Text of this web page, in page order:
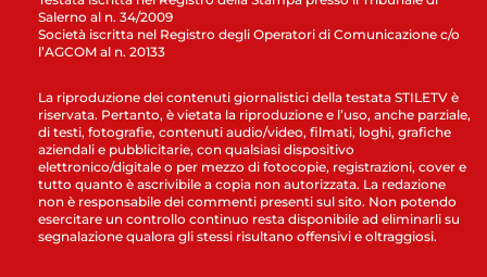
Salerno al n. 34/2009
Società iscritta nel Registro degli Operatori di Comunicazione c/o
l’AGCOM al n. 20133
La riproduzione dei contenuti giornalistici della testata STILETV è
riservata. Pertanto, è vietata la riproduzione e l’uso, anche parziale,
di testi, fotografie, contenuti audio/video, filmati, loghi, grafiche
aziendali e pubblicitarie, con qualsiasi dispositivo
elettronico/digitale o per mezzo di fotocopie, registrazioni, cover e
tutto quanto è ascrivibile a copia non autorizzata. La redazione
non è responsabile dei commenti presenti sul sito. Non potendo
esercitare un controllo continuo resta disponibile ad eliminarli su
segnalazione qualora gli stessi risultano offensivi e oltraggiosi.